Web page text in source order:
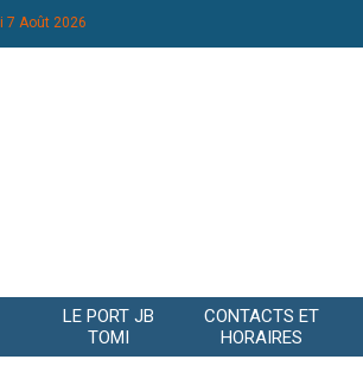
7 Août 2026
LE PORT JB
TOMI
CONTACTS ET
HORAIRES